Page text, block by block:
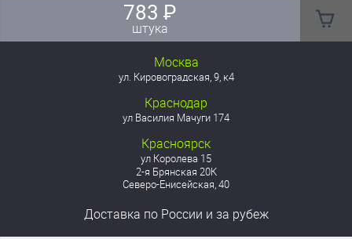
783₽
штука
Москва
ул. Кировоградская, 9, к4
Краснодар
ул Василия Мачуги 174
Красноярск
ул Королева 15
2-я Брянская 20К
Северо-Енисейская, 40
Доставка по России и за рубеж